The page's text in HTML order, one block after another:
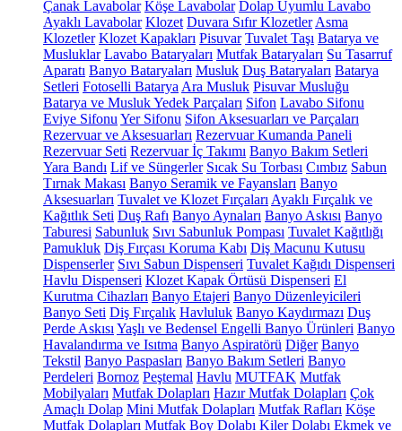
Çanak Lavabolar Köşe Lavabolar Dolap Uyumlu Lavabo
Ayaklı Lavabolar Klozet Duvara Sıfır Klozetler Asma
Klozetler Klozet Kapakları Pisuvar Tuvalet Taşı Batarya ve
Musluklar Lavabo Bataryaları Mutfak Bataryaları Su Tasarruf
Aparatı Banyo Bataryaları Musluk Duş Bataryaları Batarya
Setleri Fotoselli Batarya Ara Musluk Pisuvar Musluğu
Batarya ve Musluk Yedek Parçaları Sifon Lavabo Sifonu
Eviye Sifonu Yer Sifonu Sifon Aksesuarları ve Parçaları
Rezervuar ve Aksesuarları Rezervuar Kumanda Paneli
Rezervuar Seti Rezervuar İç Takımı Banyo Bakım Setleri
Yara Bandı Lif ve Süngerler Sıcak Su Torbası Cımbız Sabun
Tırnak Makası Banyo Seramik ve Fayansları Banyo
Aksesuarları Tuvalet ve Klozet Fırçaları Ayaklı Fırçalık ve
Kağıtlık Seti Duş Rafı Banyo Aynaları Banyo Askısı Banyo
Taburesi Sabunluk Sıvı Sabunluk Pompası Tuvalet Kağıtlığı
Pamukluk Diş Fırçası Koruma Kabı Diş Macunu Kutusu
Dispenserler Sıvı Sabun Dispenseri Tuvalet Kağıdı Dispenseri
Havlu Dispenseri Klozet Kapak Örtüsü Dispenseri El
Kurutma Cihazları Banyo Etajeri Banyo Düzenleyicileri
Banyo Seti Diş Fırçalık Havluluk Banyo Kaydırmazı Duş
Perde Askısı Yaşlı ve Bedensel Engelli Banyo Ürünleri Banyo
Havalandırma ve Isıtma Banyo Aspiratörü Diğer Banyo
Tekstil Banyo Paspasları Banyo Bakım Setleri Banyo
Perdeleri Bornoz Peştemal Havlu MUTFAK Mutfak
Mobilyaları Mutfak Dolapları Hazır Mutfak Dolapları Çok
Amaçlı Dolap Mini Mutfak Dolapları Mutfak Rafları Köşe
Mutfak Dolapları Mutfak Boy Dolabı Kiler Dolabı Ekmek ve